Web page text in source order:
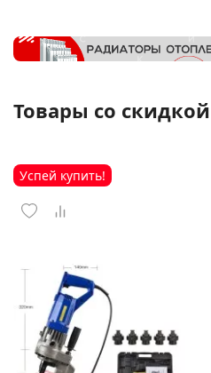
Товары со скидкой
Успей купить!